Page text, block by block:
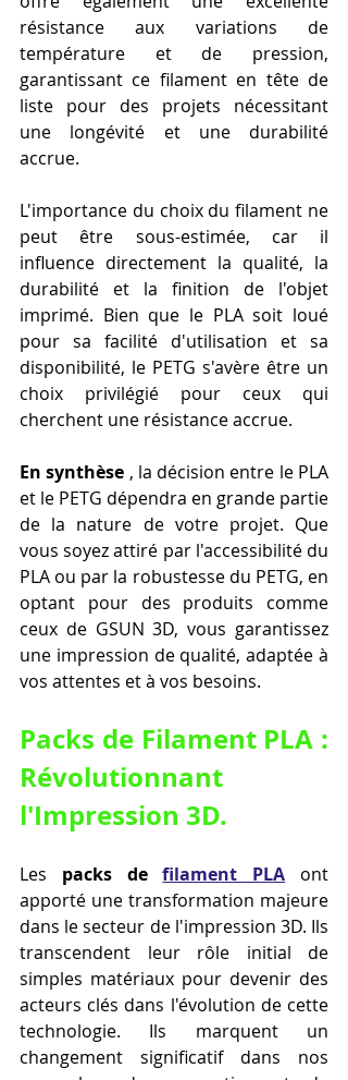
résistance aux variations de
température et de pression,
garantissant ce filament en tête de
liste pour des projets nécessitant
une longévité et une durabilité
accrue.
L'importance du choix du filament ne
peut être sous-estimée, car il
influence directement la qualité, la
durabilité et la finition de l'objet
imprimé. Bien que le PLA soit loué
pour sa facilité d'utilisation et sa
disponibilité, le PETG s'avère être un
choix privilégié pour ceux qui
cherchent une résistance accrue.
En synthèse , la décision entre le PLA
et le PETG dépendra en grande partie
de la nature de votre projet. Que
vous soyez attiré par l'accessibilité du
PLA ou par la robustesse du PETG, en
optant pour des produits comme
ceux de GSUN 3D, vous garantissez
une impression de qualité, adaptée à
vos attentes et à vos besoins.
Packs de Filament PLA :
Révolutionnant
l'Impression 3D.
Les packs de filament PLA ont
apporté une transformation majeure
dans le secteur de l'impression 3D. Ils
transcendent leur rôle initial de
simples matériaux pour devenir des
acteurs clés dans l'évolution de cette
technologie. Ils marquent un
changement significatif dans nos